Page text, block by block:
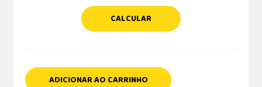
CALCULAR
ADICIONAR AO CARRINHO